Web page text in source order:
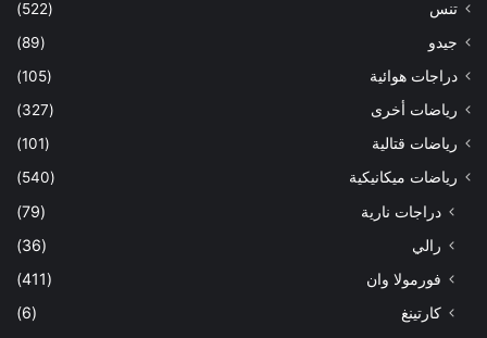
تنس
(522)
جيدو
(89)
دراجات هوائية
(105)
رياضات أخرى
(327)
رياضات قتالية
(101)
رياضات ميكانيكية
(540)
دراجات نارية
(79)
رالي
(36)
فورمولا وان
(411)
كارتينغ
(6)